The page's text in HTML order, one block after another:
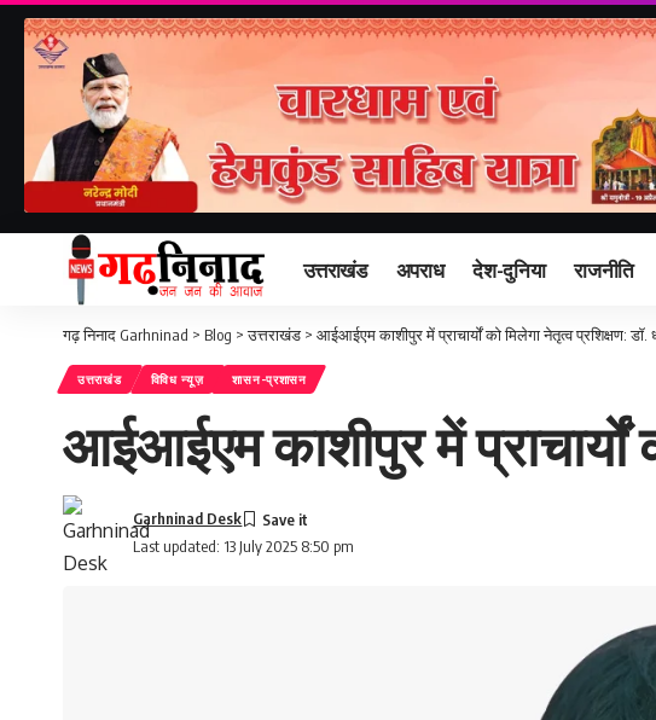
उत्तराखंड अपराध देश-दुनिया राजनीति
गढ़ निनाद Garhninad > Blog >उत्तराखंड > आईआईएम काशीपुर में प्राचार्यों को मिलेगा नेतृत्व प्रशिक्षण: डॉ.
उत्तराखंड विविध न्यूज़ शासन-प्रशासन
आईआईएम काशीपुर में प्राचार्यों
Last updated: 13 July 2025 8:50 pm
Garhninad Desk